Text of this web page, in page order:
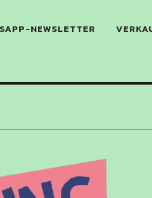
NEWSLETTER